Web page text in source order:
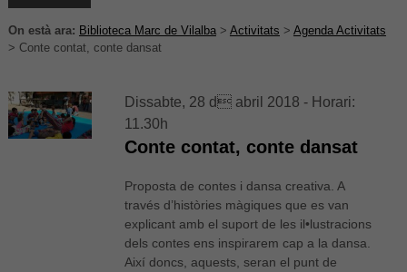
On està ara: Biblioteca Marc de Vilalba> Activitats > Agenda Activitats
> Conte contat, conte dansat
Dissabte, 28 d abril 2018 - Horari:
11.30h
Conte contat, conte dansat
Proposta de contes i dansa creativa. A
través d’històries màgiques que es van
explicant amb el suport de les il•lustracions
dels contes ens inspirarem cap a la dansa.
Així doncs, aquests, seran el punt de